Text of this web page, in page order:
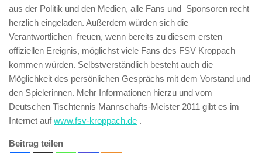
aus der Politik und den Medien, alle Fans und Sponsoren recht
herzlich eingeladen. Außerdem würden sich die
Verantwortlichen freuen, wenn bereits zu diesem ersten
offiziellen Ereignis, möglichst viele Fans des FSV Kroppach
kommen würden. Selbstverständlich besteht auch die
Möglichkeit des persönlichen Gesprächs mit dem Vorstand und
den Spielerinnen. Mehr Informationen hierzu und vom
Deutschen Tischtennis Mannschafts-Meister 2011 gibt es im
Internet aufwww.fsv-kroppach.de .
Beitrag teilen